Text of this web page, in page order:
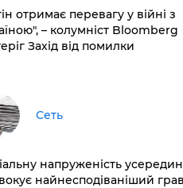
отримає перевагу у війні з
– колумніст Bloomberg
Захід від помилки
Сеть
напруженість
найнесподіваніший